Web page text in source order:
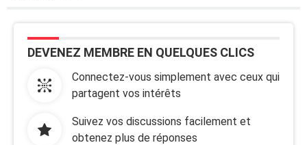
DEVENEZ MEMBRE EN QUELQUES CLICS
Connectez-vous simplement avec ceux qui
partagent vos intérêts
Suivez vos discussions facilement et
obtenez plus de réponses